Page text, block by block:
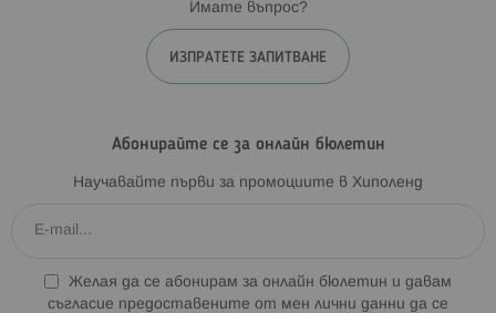
Имате въпрос?
ИЗПРАТЕТЕ ЗАПИТВАНЕ
Абонирайте се за онлайн бюлетин
Научавайте първи за промоциите в Хиполенд
Желая да се абонирам за онлайн бюлетин и давам
съгласие предоставените от мен лични данни да се